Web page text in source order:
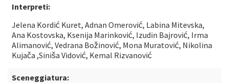
Interpreti:
Jelena Kordić Kuret, Adnan Omerović, Labina Mitevska,
Ana Kostovska, Ksenija Marinković, Izudin Bajrović, Irma
Alimanović, Vedrana Božinović, Mona Muratović, Nikolina
Kujača ,Siniša Vidović, Kemal Rizvanović
Sceneggiatura: